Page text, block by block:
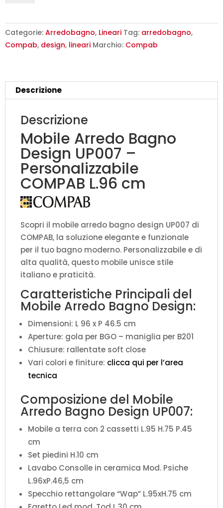
design
a
cm
personalizzabile
quantità
Categorie: Arredobagno, Lineari Tag: arredobagno,
Compab, design, lineari Marchio: Compab
Descrizione
Descrizione
Mobile Arredo Bagno
Design UP007 –
Personalizzabile
COMPAB L.96 cm
Scopri il mobile arredo bagno design UP007 di
COMPAB, la soluzione elegante e funzionale
per il tuo bagno moderno. Personalizzabile e di
alta qualità, questo mobile unisce stile
italiano e praticità.
Caratteristiche Principali del
Mobile Arredo Bagno Design:
Dimensioni: L 96 x P 46.5 cm
Aperture: gola per BGO – maniglia per B201
Chiusure: rallentate soft close
Vari colori e finiture: clicca qui per l’area
tecnica
Composizione del Mobile
Arredo Bagno Design UP007:
Mobile a terra con 2 cassetti L.95 H.75 P.45
cm
Set piedini H.10 cm
Lavabo Consolle in ceramica Mod. Psiche
L.96xP.46,5 cm
Specchio rettangolare “Wap” L.95xH.75 cm